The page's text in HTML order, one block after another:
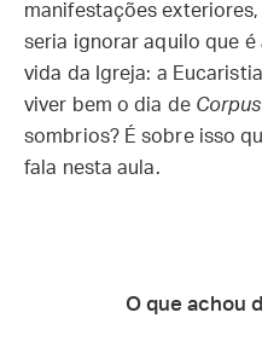
manifestações
seria ignorar aquilo que é
vida da Igreja: a
viver bem o dia de
sombrios? É sobre isso
fala nesta aula.
O que achou